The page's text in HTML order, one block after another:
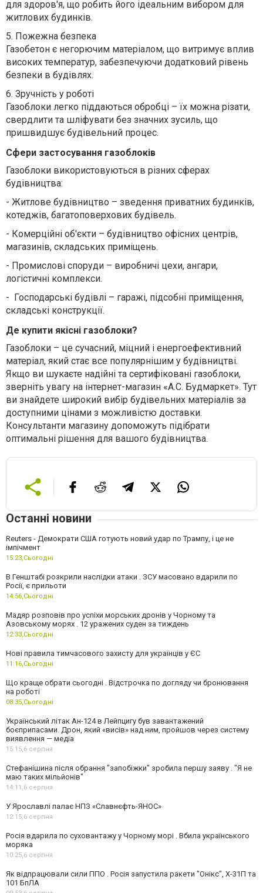
для здоров'я, що робить його ідеальним вибором для
житлових будинків.
5. Пожежна безпека
Газобетон є негорючим матеріалом, що витримує вплив
високих температур, забезпечуючи додатковий рівень
безпеки в будівлях.
6. Зручність у роботі
Газоблоки легко піддаються обробці – їх можна різати,
свердлити та шліфувати без значних зусиль, що
пришвидшує будівельний процес.
Сфери застосування газоблоків
Газоблоки використовуються в різних сферах
будівництва:
- Житлове будівництво – зведення приватних будинків,
котеджів, багатоповерхових будівель.
- Комерційні об'єкти – будівництво офісних центрів,
магазинів, складських приміщень.
- Промислові споруди – виробничі цехи, ангари,
логістичні комплекси.
-
Господарські будівлі – гаражі, підсобні приміщення,
складські конструкції.
Де купити якісні газоблоки?
Газоблоки – це сучасний, міцний і енергоефективний
матеріал, який стає все популярнішим у будівництві.
Якщо ви шукаєте надійні та сертифіковані газоблоки,
зверніть увагу на інтернет-магазин «А.С. Будмаркет». Тут
ви знайдете широкий вибір будівельних матеріалів за
доступними цінами з можливістю доставки.
Консультанти магазину допоможуть підібрати
оптимальні рішення для вашого будівництва.
Останні новини
Reuters - Демократи США готують новий удар по Трампу, і це не
імпічмент
15:23,Сьогодні
В Генштабі розкрили наслідки атаки . ЗСУ масовано вдарили по
Росії, є прильоти
14:56,Сьогодні
Мадяр розповів про успіхи морських дронів у Чорному та
Азовському морях . 12 уражених суден за тиждень
12:33,Сьогодні
Нові правила тимчасового захисту для українців у ЄС
11:16,Сьогодні
Що краще обрати сьогодні . Відстрочка по догляду чи бронювання
на роботі
08:35,Сьогодні
Український літак Ан-124 в Лейпцигу був завантажений
боєприпасами. Дрон, який «висів» над ним, пройшов через систему
виявлення — медіа
15:15,6 серпня
Стефанішина після обрання "запобіжки" зробила першу заяву . "Я не
маю таких мільйонів"
14:11,6 серпня
У Ярославлі палає НПЗ «Славнєфть-ЯНОС»
12:15,6 серпня
Росія вдарила по суховантажу у Чорному морі . Вбила українського
моряка
10:25,6 серпня
Як відпрацювали сили ППО . Росія запустила ракети "Онікс", Х-31П та
101 БпЛА